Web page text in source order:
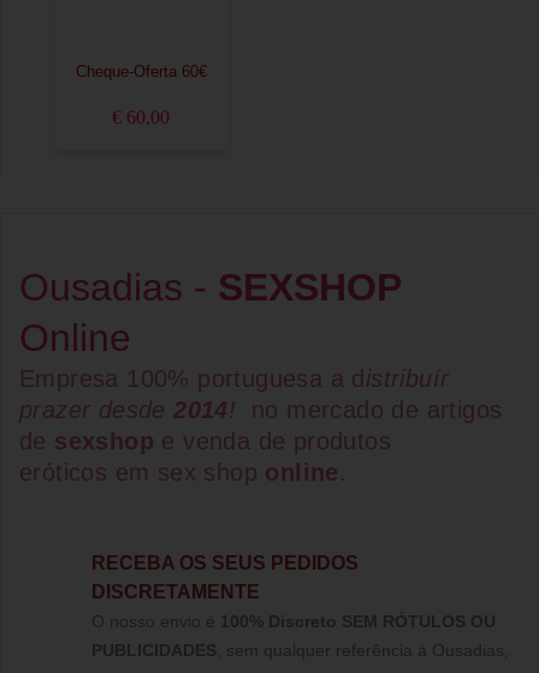
Cheque-Oferta 60€
€ 60,00
Ousadias - SEXSHOP
Online
Empresa 100% portuguesa a d istribuír
prazer desde2014!
no mercado de artigos
de sexshop e venda de produtos
eróticos em sex shop online.
RECEBA OS SEUS PEDIDOS
DISCRETAMENTE
O nosso envio é 100% Discreto SEM RÓTULOS OU
PUBLICIDADES , sem qualquer referência à Ousadias,